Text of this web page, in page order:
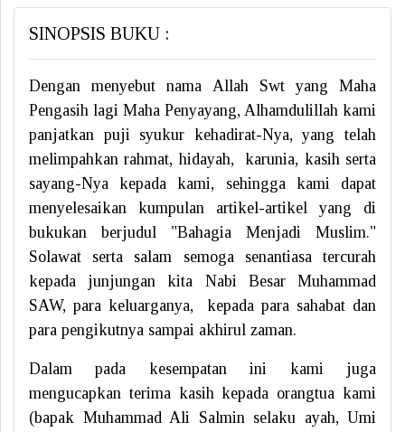
SINOPSIS BUKU :
Dengan menyebut nama Allah Swt yang Maha
Pengasih lagi Maha Penyayang, Alhamdulillah kami
panjatkan puji syukur kehadirat-Nya, yang telah
melimpahkan rahmat, hidayah, karunia, kasih serta
sayang-Nya kepada kami, sehingga kami dapat
menyelesaikan kumpulan artikel-artikel yang di
bukukan berjudul "Bahagia Menjadi Muslim."
Solawat serta salam semoga senantiasa tercurah
kepada junjungan kita Nabi Besar Muhammad
SAW, para keluarganya, kepada para sahabat dan
para pengikutnya sampai akhirul zaman.
Dalam pada kesempatan ini kami juga
mengucapkan terima kasih kepada orangtua kami
(bapak Muhammad Ali Salmin selaku ayah, Umi